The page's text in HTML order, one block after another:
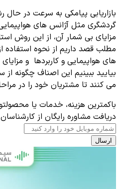
بازاریابی پیامکی به سرعت در
گردشگری مثل آژانس های
مزایای بی شمار آن، از این روش
مطلب قصد داریم از نحوه استفاده
های هواپیمایی و کاربردها و
بیایید ببینیم این اصناف چگونه
می کنند تا مشتریان خود را در
باکمترین هزینه، خدمات یا
دریافت مشاوره رایگان از
ارسال